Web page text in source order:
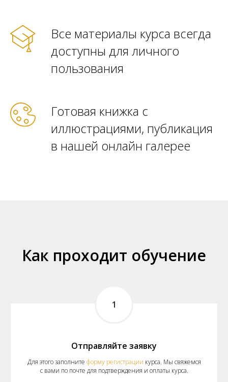
Все материалы курса всегда
доступны для личного
пользования
Готовая книжка с
иллюстрациями, публикация
в нашей онлайн галерее
Как проходит обучение
1
Отправляйте заявку
Для этого заполните форму регистрации курса. Мы свяжемся
с вами по почте для подтверждения и оплаты курса.